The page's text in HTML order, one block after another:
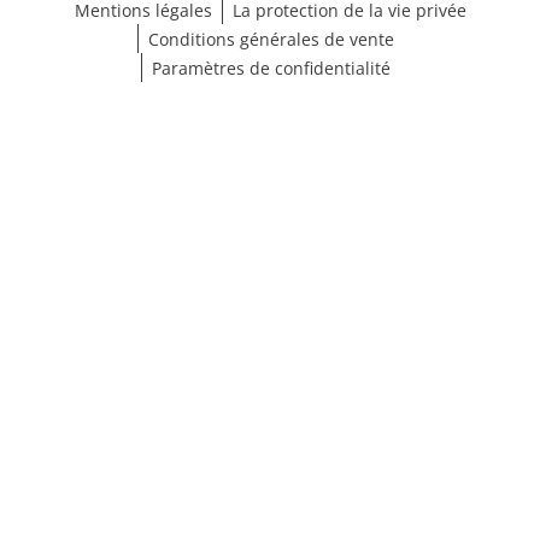
Mentions légales
La protection de la vie privée
Conditions générales de vente
Paramètres de confidentialité